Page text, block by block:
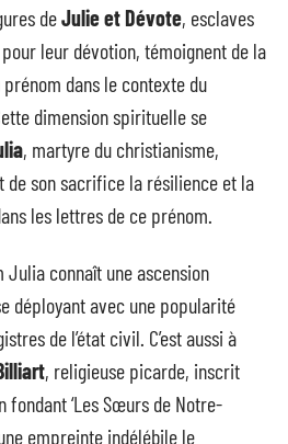
deJulie et Dévote, esclaves
leur dévotion, témoignent de la
prénom dans le contexte du
dimension spirituelle se
, martyre du christianisme,
de son sacrifice la résilience et la
les lettres de ce prénom.
Julia connaît une ascension
déployant avec une popularité
de l’état civil. C’est aussi à
, religieuse picarde, inscrit
fondant ‘Les Sœurs de Notre-
empreinte indélébile le